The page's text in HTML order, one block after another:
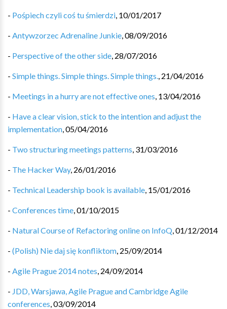
- Pośpiech czyli coś tu śmierdzi, 10/01/2017
- Antywzorzec Adrenaline Junkie,08/09/2016
- Perspective of the other side, 28/07/2016
- Simple things. Simple things. Simple things., 21/04/2016
- Meetings in a hurry are not effective ones, 13/04/2016
- Have a clear vision, stick to the intention and adjust the
implementation,05/04/2016
- Two structuring meetings patterns, 31/03/2016
- The Hacker Way, 26/01/2016
- Technical Leadership book is available, 15/01/2016
- Conferences time,01/10/2015
- Natural Course of Refactoring online on InfoQ,01/12/2014
- (Polish) Nie daj się konfliktom, 25/09/2014
- Agile Prague 2014 notes, 24/09/2014
- JDD, Warsjawa, Agile Prague and Cambridge Agile
conferences,03/09/2014